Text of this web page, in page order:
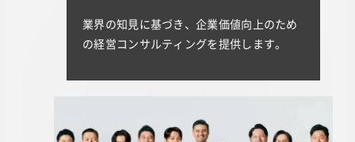
業界の知見に基づき、企業価値向上のため
の経営コンサルティングを提供します。